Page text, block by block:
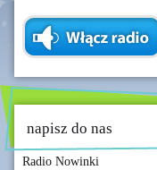
napisz do nas
Radio Nowinki